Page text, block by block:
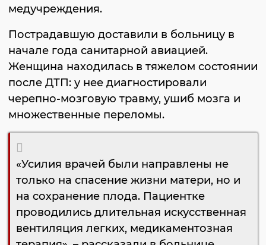
медучреждения.
Пострадавшую доставили в больницу в
начале года санитарной авиацией.
Женщина находилась в тяжелом состоянии
после ДТП: у нее диагностировали
черепно-мозговую травму, ушиб мозга и
множественные переломы.
«Усилия врачей были направлены не
только на спасение жизни матери, но и
на сохранение плода. Пациентке
проводились длительная искусственная
вентиляция легких, медикаментозная